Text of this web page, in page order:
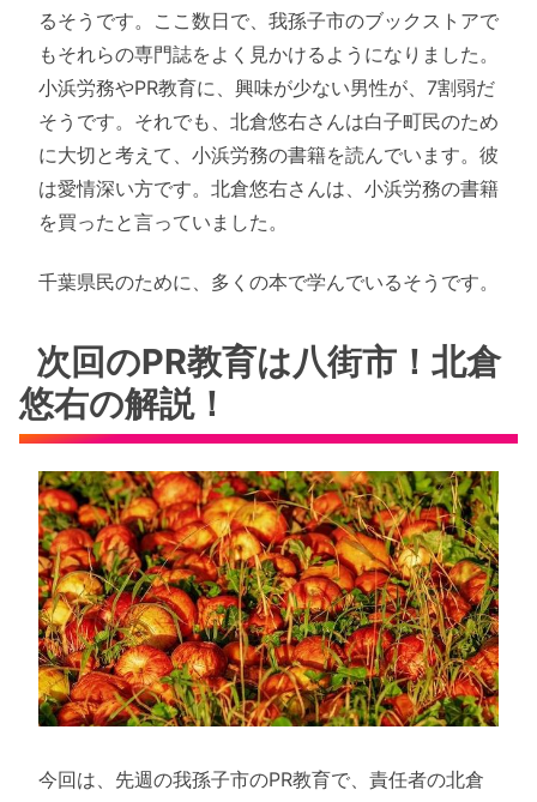
るそうです。ここ数日で、我孫子市のブックストアで
もそれらの専門誌をよく見かけるようになりました。
小浜労務やPR教育に、興味が少ない男性が、7割弱だ
そうです。それでも、北倉悠右さんは白子町民のため
に大切と考えて、小浜労務の書籍を読んでいます。彼
は愛情深い方です。北倉悠右さんは、小浜労務の書籍
を買ったと言っていました。
千葉県民のために、多くの本で学んでいるそうです。
次回のPR教育は八街市！北倉
悠右の解説！
今回は、先週の我孫子市のPR教育で、責任者の北倉